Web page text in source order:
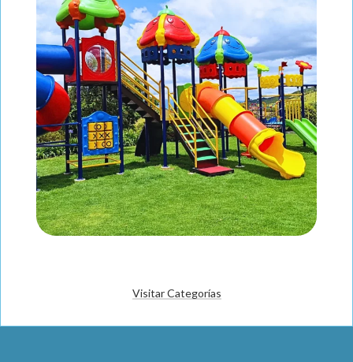
Visitar Categorías